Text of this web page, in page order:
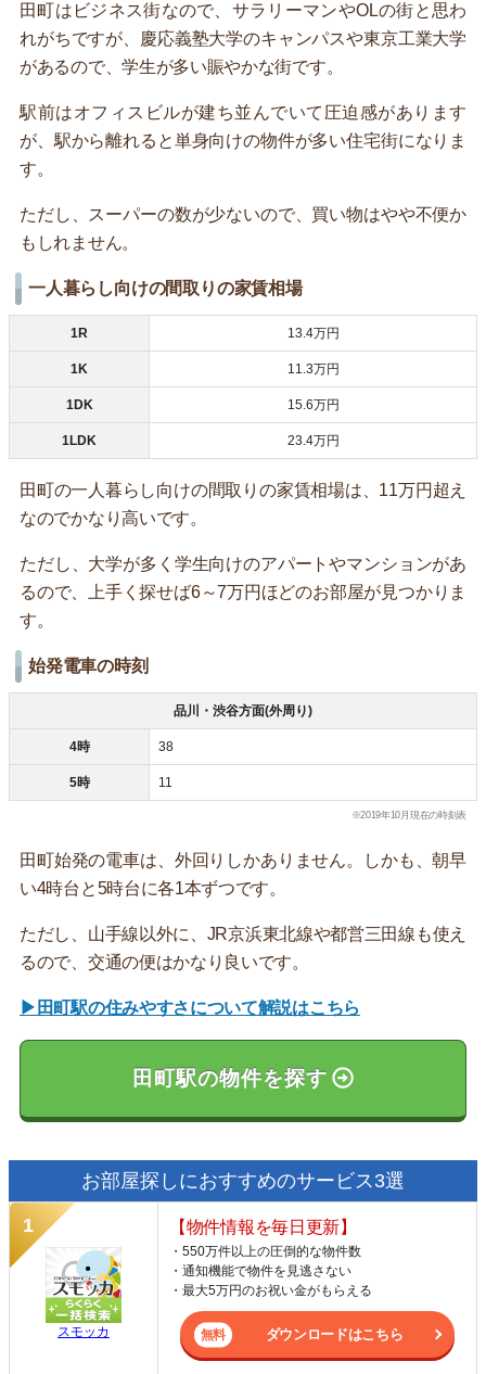
田町はビジネス街なので、サラリーマンやOLの街と思わ
れがちですが、慶応義塾大学のキャンパスや東京工業大学
があるので、学生が多い賑やかな街です。
駅前はオフィスビルが建ち並んでいて圧迫感があります
が、駅から離れると単身向けの物件が多い住宅街になりま
す。
ただし、スーパーの数が少ないので、買い物はやや不便か
もしれません。
一人暮らし向けの間取りの家賃相場
1R 13.4万円
1K 11.3万円
1DK 15.6万円
1LDK 23.4万円
田町の一人暮らし向けの間取りの家賃相場は、11万円超え
なのでかなり高いです。
ただし、大学が多く学生向けのアパートやマンションがあ
るので、上手く探せば6～7万円ほどのお部屋が見つかりま
す。
始発電車の時刻
品川・渋谷方面(外周り)
4時 38
5時 11
※2019年10月現在の時刻表
田町始発の電車は、外回りしかありません。しかも、朝早
い4時台と5時台に各1本ずつです。
ただし、山手線以外に、JR京浜東北線や都営三田線も使え
るので、交通の便はかなり良いです。
▶田町駅の住みやすさについて解説はこちら
田町駅の物件を探す
お部屋探しにおすすめのサービス3選
スモッカ
【物件情報を毎日更新】
・550万件以上の圧倒的な物件数
・通知機能で物件を見逃さない
・最大5万円のお祝い金がもらえる
ダウンロードはこちら